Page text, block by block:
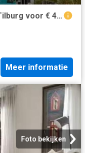
Huis te koop Bredaseweg 326 in Tilburg voor € 450.000
Meer informatie
Foto bekijken